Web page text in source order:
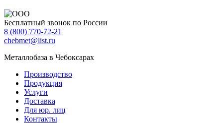
Бесплатный звонок по России
8 (800) 770-72-21
chebmet@list.ru
Металлобаза в Чебоксарах
Производство
Продукция
Услуги
Доставка
Для юр. лиц
Контакты